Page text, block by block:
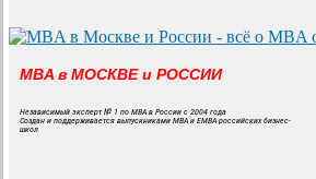
MBA в МОСКВЕ и РОССИИ
Независимый эксперт № 1 по MBA в России с 2004 года
Создан и поддерживается выпускниками MBA и EMBA российских бизнес-
школ